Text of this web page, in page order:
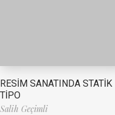
RESİM SANATINDA STATİK
TİPO
Salih Geçimli